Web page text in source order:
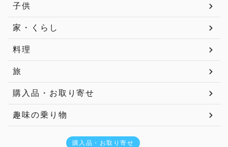
子供
家・くらし
料理
旅
購入品・お取り寄せ
趣味の乗り物
購入品・お取り寄せ